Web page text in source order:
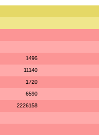
1496
11140
1720
6590
2226158